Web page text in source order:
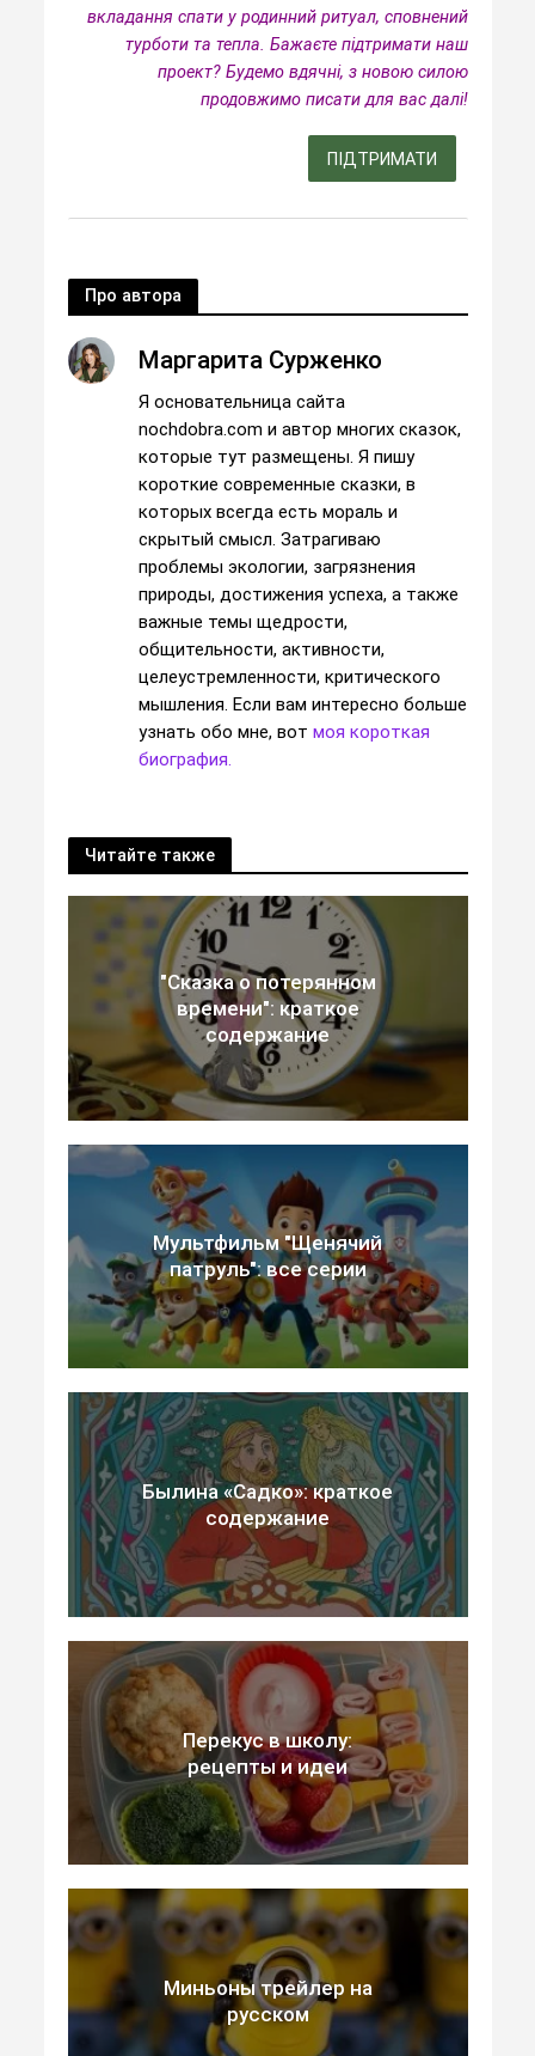
вкладання спати у родинний ритуал, сповнений
турботи та тепла. Бажаєте підтримати наш
проект? Будемо вдячні, з новою силою
продовжимо писати для вас далі!
ПІДТРИМАТИ
Про автора
Маргарита Сурженко
Я основательница сайта
nochdobra.com и автор многих сказок,
которые тут размещены. Я пишу
короткие современные сказки, в
которых всегда есть мораль и
скрытый смысл. Затрагиваю
проблемы экологии, загрязнения
природы, достижения успеха, а также
важные темы щедрости,
общительности, активности,
целеустремленности, критического
мышления. Если вам интересно больше
узнать обо мне, вот моя короткая
биография.
Читайте также
"Сказка о потерянном
времени": краткое
содержание
Мультфильм "Щенячий
патруль": все серии
Былина «Садко»: краткое
содержание
Перекус в школу:
рецепты и идеи
Миньоны трейлер на
русском